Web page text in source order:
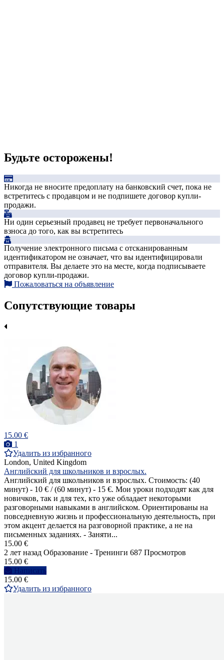
Будьте осторожены!
Никогда не вносите предоплату на банковский счет, пока не
встретитесь с продавцом и не подпишете договор купли-
продажи.
Ни один серьезный продавец не требует первоначального
взноса до того, как вы встретитесь
Получение электронного письма с отсканированным
идентификатором не означает, что вы идентифицировали
отправителя. Вы делаете это на месте, когда подписываете
договор купли-продажи.
Пожаловаться на объявление
Сопутствующие товары
15.00 €
1
Удалить из избранного
London, United Kingdom
Английский для школьников и взрослых.
Английский для школьников и взрослых. Стоимость: (40
минут) - 10 € / (60 минут) - 15 €. Мои уроки подходят как для
новичков, так и для тех, кто уже обладает некоторыми
разговорными навыками в английском. Ориентированы на
повседневную жизнь и профессиональную деятельность, при
этом акцент делается на разговорной практике, а не на
письменных заданиях. - Заняти...
15.00 €
2 лет назад Образование - Тренинги 687 Просмотров
15.00 €
Написать
15.00 €
Удалить из избранного